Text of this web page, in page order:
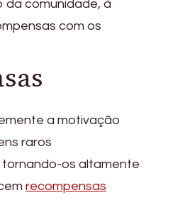
da comunidade, à
com os
a motivação
raros
os altamente
recompensas